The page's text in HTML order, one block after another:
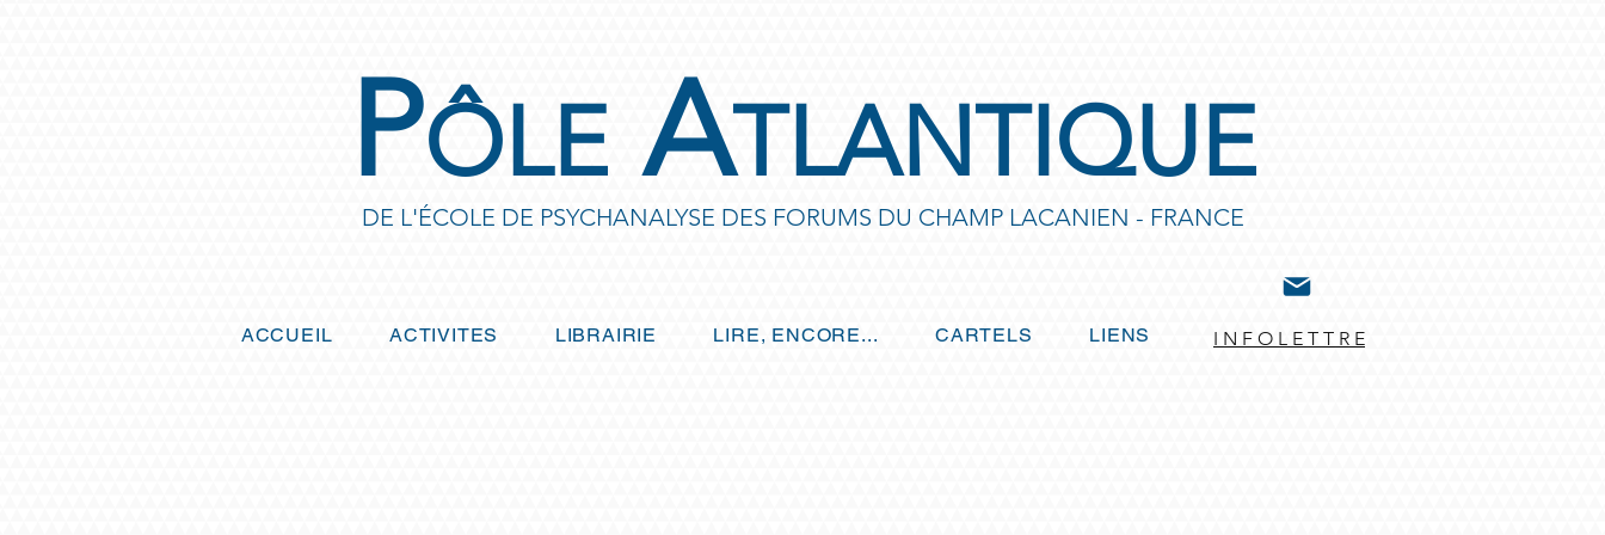
PÔLE ATLANTIQUE
DE L'ÉCOLE DE PSYCHANALYSE DES FORUMS DU CHAMP LACANIEN - FRANCE
I N F O L E T T R E
ACCUEIL ACTIVITES LIBRAIRIE LIRE, ENCORE... CARTELS LIENS